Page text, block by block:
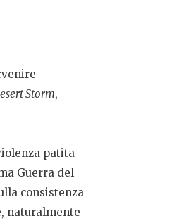
Storm,
patita
Guerra del
consistenza
naturalmente